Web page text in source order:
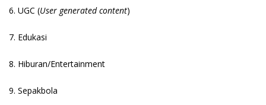
6. UGC (User generated content)
7. Edukasi
8. Hiburan/Entertainment
9. Sepakbola